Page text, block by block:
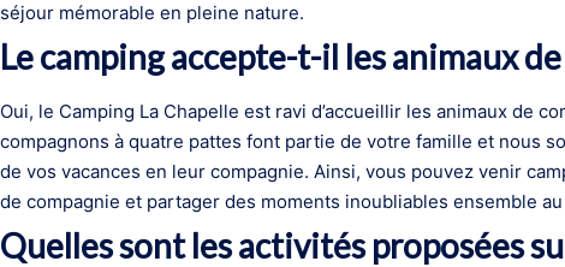
séjour mémorable en pleine nature.
Le camping accepte-t-il les animaux
Oui, le Camping La Chapelle est ravi d’accueillir les animaux de
compagnons à quatre pattes font partie de votre famille et nous
de vos vacances en leur compagnie. Ainsi, vous pouvez venir
de compagnie et partager des moments inoubliables ensemble
Quelles sont les activités proposées